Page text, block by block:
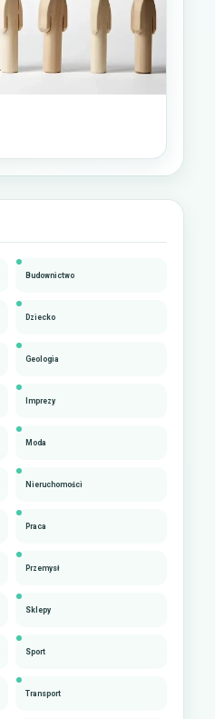
Budownictwo
Dziecko
Geologia
Imprezy
Moda
Nieruchomości
Praca
Przemysł
Sklepy
Sport
Transport